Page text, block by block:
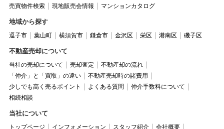
売買物件検索 現地販売会情報 マンションカタログ
地域から探す
逗子市 葉山町 横須賀市 鎌倉市 金沢区 栄区 港南区 磯子区
不動産売却について
当社の売却について 売却査定
不動産却の流れ
「仲介」と「買取」の違い
不動産売却時の諸費用
少しでも高く売るポイント
よくある質問
仲介手数料について
相続相談
当社について
トップページ インフォメーション スタッフ紹介
会社概要